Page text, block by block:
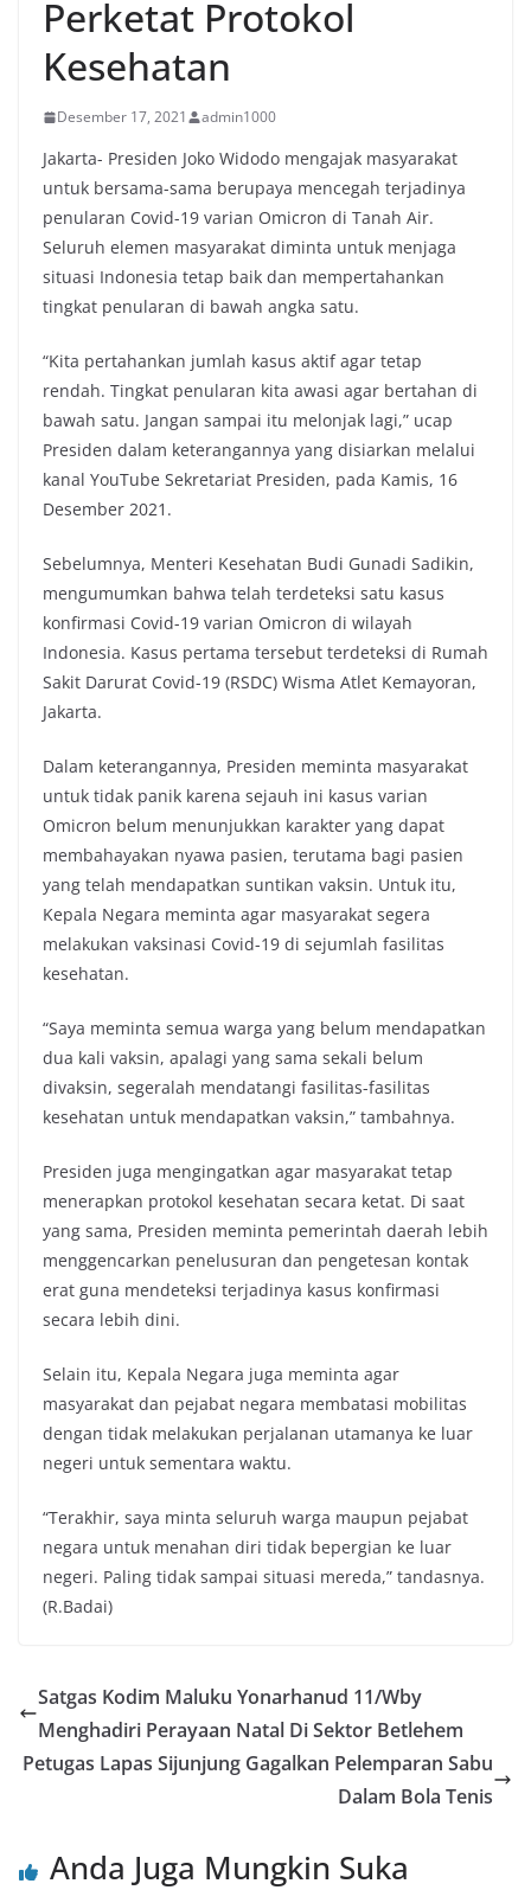
Perketat Protokol
Kesehatan
Desember 17, 2021 admin1000
Jakarta- Presiden Joko Widodo mengajak masyarakat
untuk bersama-sama berupaya mencegah terjadinya
penularan Covid-19 varian Omicron di Tanah Air.
Seluruh elemen masyarakat diminta untuk menjaga
situasi Indonesia tetap baik dan mempertahankan
tingkat penularan di bawah angka satu.
“Kita pertahankan jumlah kasus aktif agar tetap
rendah. Tingkat penularan kita awasi agar bertahan di
bawah satu. Jangan sampai itu melonjak lagi,” ucap
Presiden dalam keterangannya yang disiarkan melalui
kanal YouTube Sekretariat Presiden, pada Kamis, 16
Desember 2021.
Sebelumnya, Menteri Kesehatan Budi Gunadi Sadikin,
mengumumkan bahwa telah terdeteksi satu kasus
konfirmasi Covid-19 varian Omicron di wilayah
Indonesia. Kasus pertama tersebut terdeteksi di Rumah
Sakit Darurat Covid-19 (RSDC) Wisma Atlet Kemayoran,
Jakarta.
Dalam keterangannya, Presiden meminta masyarakat
untuk tidak panik karena sejauh ini kasus varian
Omicron belum menunjukkan karakter yang dapat
membahayakan nyawa pasien, terutama bagi pasien
yang telah mendapatkan suntikan vaksin. Untuk itu,
Kepala Negara meminta agar masyarakat segera
melakukan vaksinasi Covid-19 di sejumlah fasilitas
kesehatan.
“Saya meminta semua warga yang belum mendapatkan
dua kali vaksin, apalagi yang sama sekali belum
divaksin, segeralah mendatangi fasilitas-fasilitas
kesehatan untuk mendapatkan vaksin,” tambahnya.
Presiden juga mengingatkan agar masyarakat tetap
menerapkan protokol kesehatan secara ketat. Di saat
yang sama, Presiden meminta pemerintah daerah lebih
menggencarkan penelusuran dan pengetesan kontak
erat guna mendeteksi terjadinya kasus konfirmasi
secara lebih dini.
Selain itu, Kepala Negara juga meminta agar
masyarakat dan pejabat negara membatasi mobilitas
dengan tidak melakukan perjalanan utamanya ke luar
negeri untuk sementara waktu.
“Terakhir, saya minta seluruh warga maupun pejabat
negara untuk menahan diri tidak bepergian ke luar
negeri. Paling tidak sampai situasi mereda,” tandasnya.
(R.Badai)
Satgas Kodim Maluku Yonarhanud 11/Wby
Menghadiri Perayaan Natal Di Sektor Betlehem
Petugas Lapas Sijunjung Gagalkan Pelemparan Sabu
Dalam Bola Tenis
Anda Juga Mungkin Suka